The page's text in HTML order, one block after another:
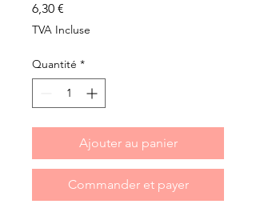
6,30 €
TVA Incluse
Quantité *
Ajouter au panier
Commander et payer